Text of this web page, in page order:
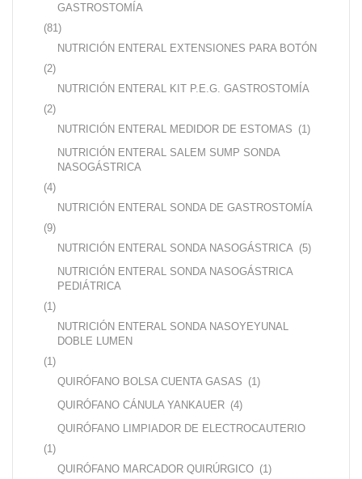
GASTROSTOMÍA
(81)
NUTRICIÓN ENTERAL EXTENSIONES PARA BOTÓN
(2)
NUTRICIÓN ENTERAL KIT P.E.G. GASTROSTOMÍA
(2)
NUTRICIÓN ENTERAL MEDIDOR DE ESTOMAS (1)
NUTRICIÓN ENTERAL SALEM SUMP SONDA
NASOGÁSTRICA
(4)
NUTRICIÓN ENTERAL SONDA DE GASTROSTOMÍA
(9)
NUTRICIÓN ENTERAL SONDA NASOGÁSTRICA (5)
NUTRICIÓN ENTERAL SONDA NASOGÁSTRICA
PEDIÁTRICA
(1)
NUTRICIÓN ENTERAL SONDA NASOYEYUNAL
DOBLE LUMEN
(1)
QUIRÓFANO BOLSA CUENTA GASAS (1)
QUIRÓFANO CÁNULA YANKAUER (4)
QUIRÓFANO LIMPIADOR DE ELECTROCAUTERIO
(1)
QUIRÓFANO MARCADOR QUIRÚRGICO (1)